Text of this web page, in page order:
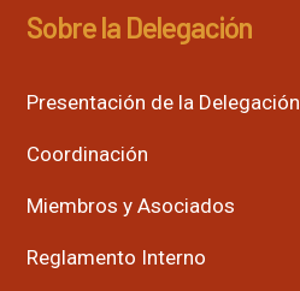
Sobre la Delegación
Presentación de la Delegación
Coordinación
Miembros y Asociados
Reglamento Interno